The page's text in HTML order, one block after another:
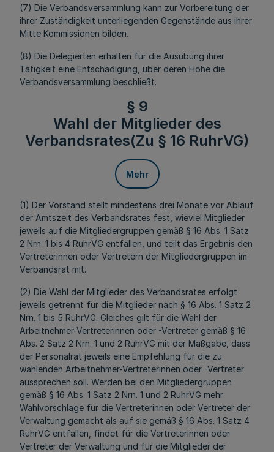
(7) Die Verbandsversammlung kann zur Vorbereitung der
ihrer Zuständigkeit unterliegenden Gegenstände aus ihrer
Mitte Kommissionen bilden.
(8) Die Delegierten erhalten für die Ausübung ihrer
Tätigkeit eine Entschädigung, über deren Höhe die
Verbandsversammlung beschließt.
§ 9
Wahl der Mitglieder des
Verbandsrates(Zu § 16 RuhrVG)
Mehr
(1) Der Vorstand stellt mindestens drei Monate vor Ablauf
der Amtszeit des Verbandsrates fest, wieviel Mitglieder
jeweils auf die Mitgliedergruppen gemäß § 16 Abs. 1 Satz
2 Nrn. 1 bis 4 RuhrVG entfallen, und teilt das Ergebnis den
Vertreterinnen oder Vertretern der Mitgliedergruppen im
Verbandsrat mit.
(2) Die Wahl der Mitglieder des Verbandsrates erfolgt
jeweils getrennt für die Mitglieder nach § 16 Abs. 1 Satz 2
Nrn. 1 bis 5 RuhrVG. Gleiches gilt für die Wahl der
Arbeitnehmer-Vertreterinnen oder -Vertreter gemäß § 16
Abs. 2 Satz 2 Nrn. 1 und 2 RuhrVG mit der Maßgabe, dass
der Personalrat jeweils eine Empfehlung für die zu
wählenden Arbeitnehmer-Vertreterinnen oder -Vertreter
aussprechen soll. Werden bei den Mitgliedergruppen
gemäß § 16 Abs. 1 Satz 2 Nrn. 1 und 2 RuhrVG mehr
Wahlvorschläge für die Vertreterinnen oder Vertreter der
Verwaltung gemacht als auf sie gemäß § 16 Abs. 1 Satz 4
RuhrVG entfallen, findet für die Vertreterinnen oder
Vertreter der Verwaltung und für die Mitglieder der